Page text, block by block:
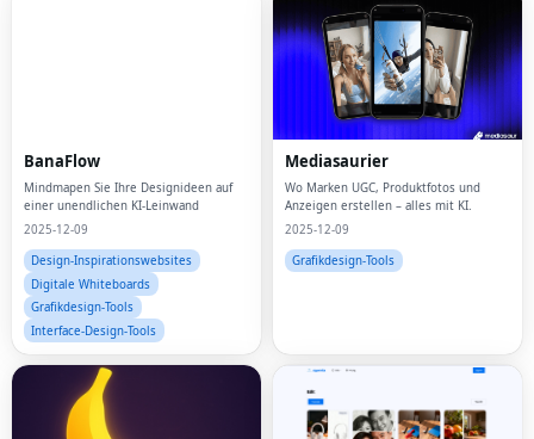
BanaFlow
Mindmapen Sie Ihre Designideen auf
einer unendlichen KI-Leinwand
2025-12-09
Design-Inspirationswebsites
Digitale Whiteboards
Grafikdesign-Tools
Interface-Design-Tools
Mediasaurier
Wo Marken UGC, Produktfotos und
Anzeigen erstellen – alles mit KI.
2025-12-09
Grafikdesign-Tools